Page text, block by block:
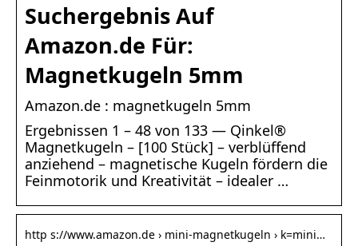
Suchergebnis Auf
Amazon.de Für:
Magnetkugeln 5mm
Amazon.de : magnetkugeln 5mm
Ergebnissen 1 – 48 von 133 — Qinkel®
Magnetkugeln – [100 Stück] – verblüffend
anziehend – magnetische Kugeln fördern die
Feinmotorik und Kreativität – idealer …
http s://www.amazon.de › mini-magnetkugeln › k=mini…